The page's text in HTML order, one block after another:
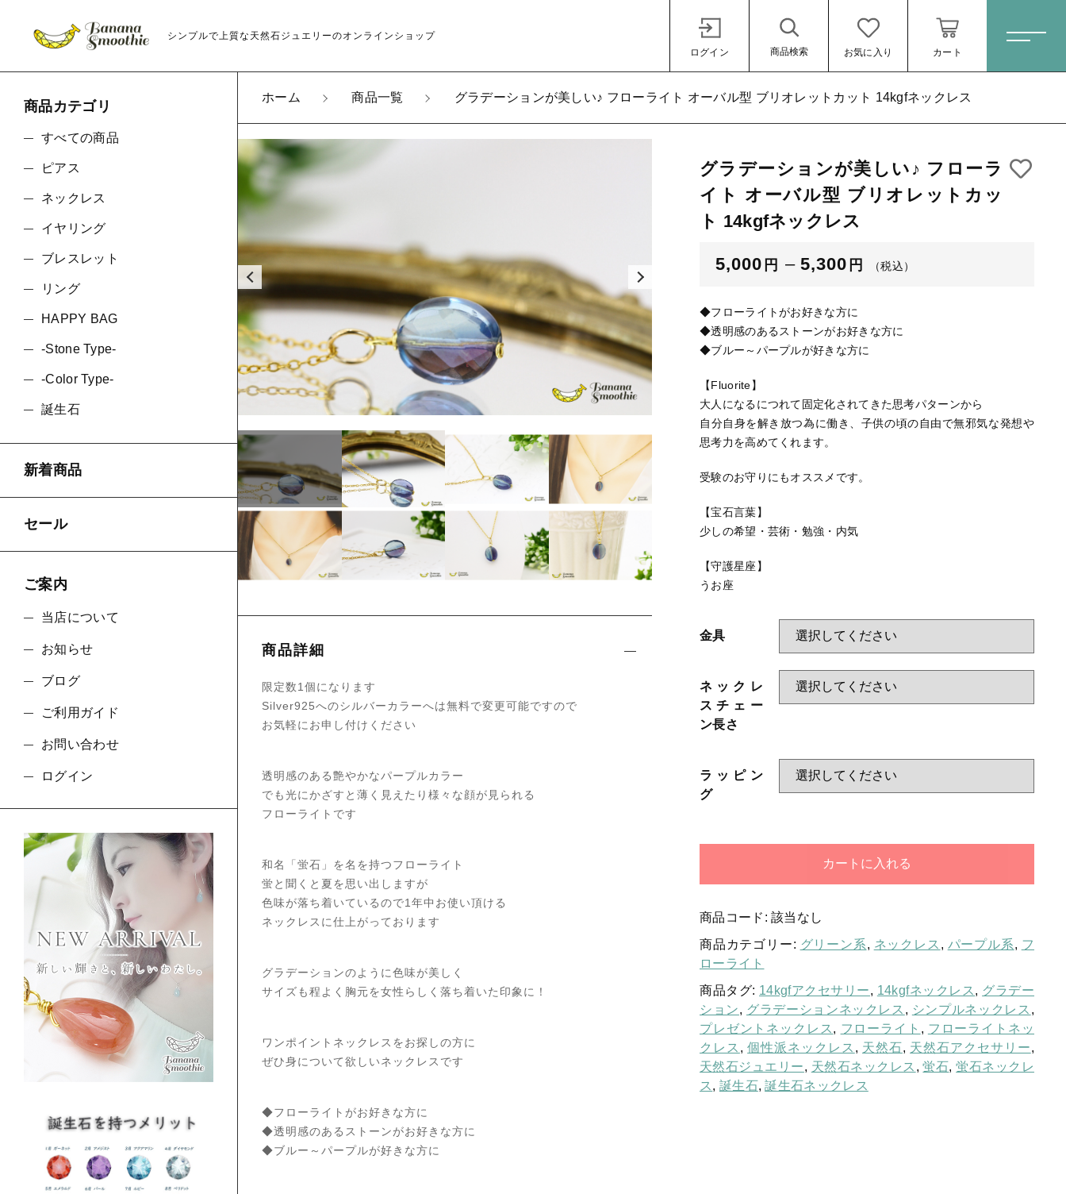
シンプルで上質な天然石ジュエリーのオンラインショップ
ログイン
商品検索 お気に入り カート
ホーム 商品一覧 グラデーションが美しい♪ フローライト オーバル型 ブリオレットカット 14kgfネックレス
商品詳細
限定数1個になります
Silver925へのシルバーカラーへは無料で変更可能ですので
お気軽にお申し付けください
透明感のある艶やかなパープルカラー
でも光にかざすと薄く見えたり様々な顔が見られる
フローライトです
和名「蛍石」を名を持つフローライト
蛍と聞くと夏を思い出しますが
色味が落ち着いているので1年中お使い頂ける
ネックレスに仕上がっております
グラデーションのように色味が美しく
サイズも程よく胸元を女性らしく落ち着いた印象に！
ワンポイントネックレスをお探しの方に
ぜひ身について欲しいネックレスです
◆フローライトがお好きな方に
◆透明感のあるストーンがお好きな方に
◆ブルー～パープルが好きな方に
グラデーションが美しい♪ フローラ
イト オーバル型 ブリオレットカッ
ト 14kgfネックレス
5,000 円 – 5,300 円 （税込）
◆フローライトがお好きな方に
◆透明感のあるストーンがお好きな方に
◆ブルー～パープルが好きな方に
【Fluorite】
大人になるにつれて固定化されてきた思考パターンから
自分自身を解き放つ為に働き、子供の頃の自由で無邪気な発想や
思考力を高めてくれます。
受験のお守りにもオススメです。
【宝石言葉】
少しの希望・芸術・勉強・内気
【守護星座】
うお座
金具
ネックレ
スチェー
ン長さ
ラッピン
グ
カートに入れる
商品コード:該当なし
商品カテゴリー: グリーン系, ネックレス , パープル系, フ
ローライト
商品タグ: 14kgfアクセサリー, 14kgfネックレス , グラデー
ション, グラデーションネックレス , シンプルネックレス ,
プレゼントネックレス , フローライト , フローライトネッ
クレス ,個性派ネックレス , 天然石, 天然石アクセサリー,
天然石ジュエリー, 天然石ネックレス ,蛍石,蛍石ネックレ
ス , 誕生石,誕生石ネックレス
商品カテゴリ
すべての商品
ピアス
ネックレス
イヤリング
ブレスレット
リング
HAPPY BAG
-Stone Type-
-Color Type-
誕生石
新着商品
セール
ご案内
当店について
お知らせ
ブログ
ご利用ガイド
お問い合わせ
ログイン
グラデーションが美しい♪ フローライト オーバル型 ブリオレットカット 14kgf
ネックレス
金具
ネックレスチェーン長さ
ラッピング
数量
ショッピングを続ける カートを確認する
ホーム
すべての商品
ピアス
ネックレス
イヤリング
リング
HAPPY BAG
-Color Type-
セール
お知らせ
ブログ
ご利用ガイド
ログイン
親カテゴリ
～
その他
在庫あり セール